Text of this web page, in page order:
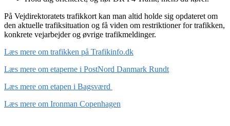
På Vejdirektoratets trafikkort kan man altid holde sig opdateret om
den aktuelle trafiksituation og få viden om restriktioner for trafikken,
konkrete vejarbejder og øvrige trafikmeldinger.
Læs mere om trafikken på Trafikinfo.dk
Læs mere om etaperne i PostNord Danmark Rundt
Læs mere om etapen i Bagsværd
Læs mere om Ironman Copenhagen